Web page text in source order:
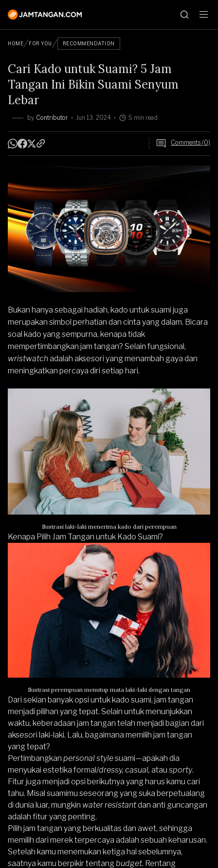
HOME FOR YOU RECOMMENDATION
Cari Kado untuk Suami? 5 Jam
Tangan Ini Bikin Suami Senyum
Lebar
by Contributor Jun 13, 2024 5 min read
Comments (0)
Bukan hanya sebagai hadiah, kado untuk suami juga
merupakan simbol perhatian dan cinta yang dalam. Bicara
soal kado yang sempurna, kenapa tidak
mempertimbangkan jam tangan? Selain fungsional,
wristwatchadalah aksesori yang menambah gaya dan
meningkatkan percaya diri setiap hari.
Ilustrasi laki-laki menerima kado dari perempuan
Kenapa Pilih Jam Tangan untuk Kado Suami?
Ilustrasi perempuan menutup mata laki-laki dengan tangan
Dari sekian banyak opsi untuk kado suami, jam tangan
menjadi pilihan yang tepat. Selain untuk menunjukkan
waktu, keberadaan jam tangan telah menjadi bagian dari
aksesori laki-laki. Lalu, bagaimana memilih jam tangan
yang tepat?
Pertimbangkan personal stylesuami—apakah dia
menyukai estetika formal/dressy, casual, atau sporty.
Fitur juga menjadi opsi berikutnya yang harus kamu cari
tahu. Misal suamimu seseorang yang suka berpetualang
di dunia luar, mungkin water resistantdan anti guncangan
adalah fitur yang penting.
Pilih jam tangan yang berkualitas dan awet, sehingga
memilih dari merek terpercaya adalah sebuah keharusan.
Setelah kamu menemukan ketiga hal sebelumnya,
saatnya kamu berpikir tentang budget. Rentang